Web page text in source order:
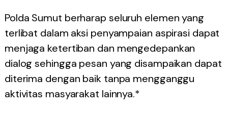
Polda Sumut berharap seluruh elemen yang
terlibat dalam aksi penyampaian aspirasi dapat
menjaga ketertiban dan mengedepankan
dialog sehingga pesan yang disampaikan dapat
diterima dengan baik tanpa mengganggu
aktivitas masyarakat lainnya.*